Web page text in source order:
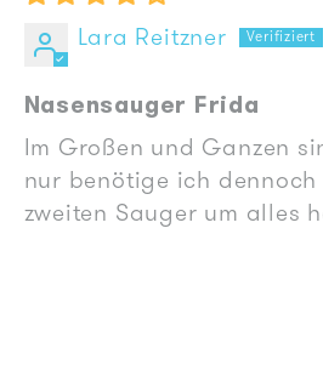
Lara Reitzner
Nasensauger Frida
Im Großen und Ganzen
nur benötige ich
zweiten Sauger um alles